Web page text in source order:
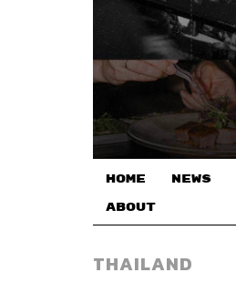
HOME NEWS
ABOUT
THAILAND